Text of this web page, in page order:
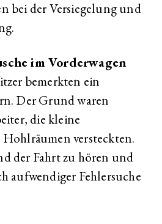
bei der Versiegelung und
im Vorderwagen
bemerkten ein
Der Grund waren
die kleine
versteckten.
der Fahrt zu hören und
aufwendiger Fehlersuche